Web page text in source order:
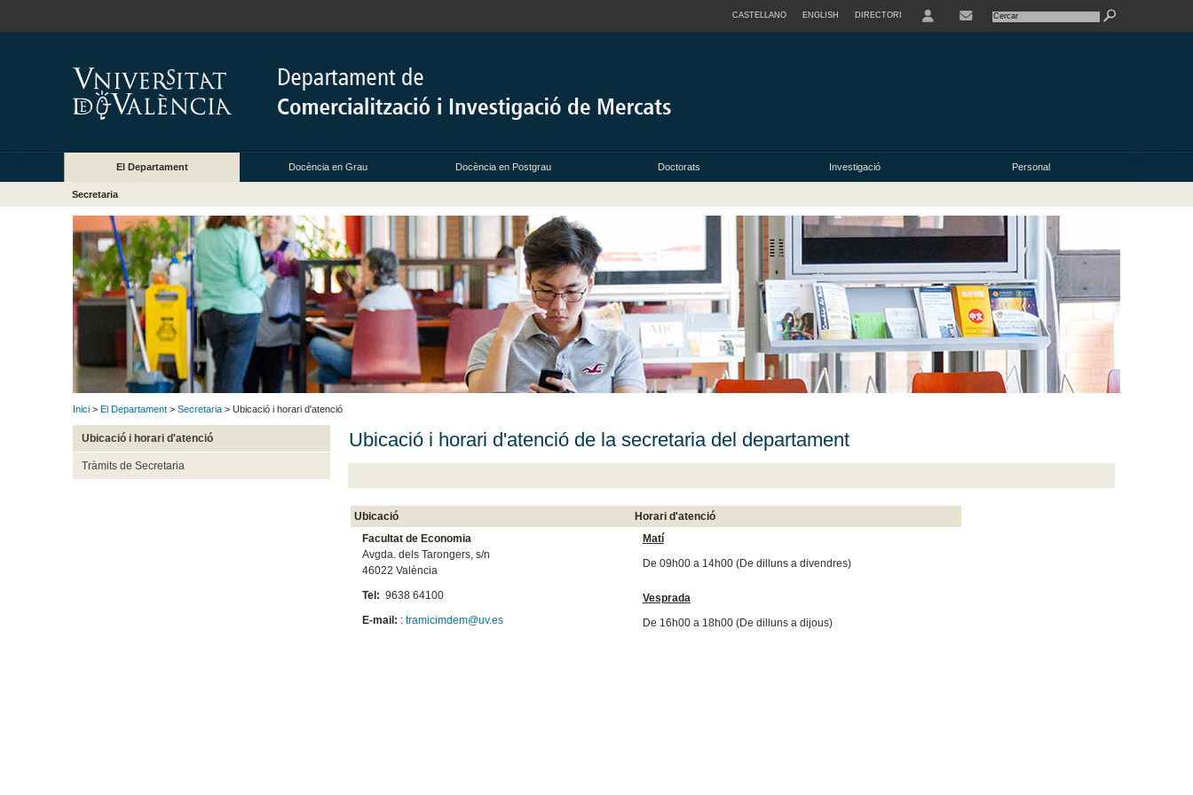
CASTELLANO ENGLISH DIRECTORI
El Departament Docència en Grau Docència en Postgrau Doctorats Investigació Personal
Secretaria
Inici > El Departament > Secretaria > Ubicació i horari d'atenció
Ubicació i horari d'atenció
Tràmits de Secretaria
Ubicació i horari d'atenció de la secretaria del departament
Ubicació
Horari d'atenció
Facultat de Economia
Avgda. dels Tarongers, s/n
46022 València
Tel: 9638 64100
E-mail: : tramicimdem@uv.es
Matí
De 09h00 a 14h00 (De dilluns a divendres)
Vesprada
De 16h00 a 18h00 (De dilluns a dijous)